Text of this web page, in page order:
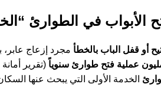
في الطوارئ “الخدمة
أو قفل الباب بالخطأ مجرد إزعاج عابر،
(تقرير أمانة الرياض 2025)، وارتفاع
الخدمة الأولى التي يبحث عنها